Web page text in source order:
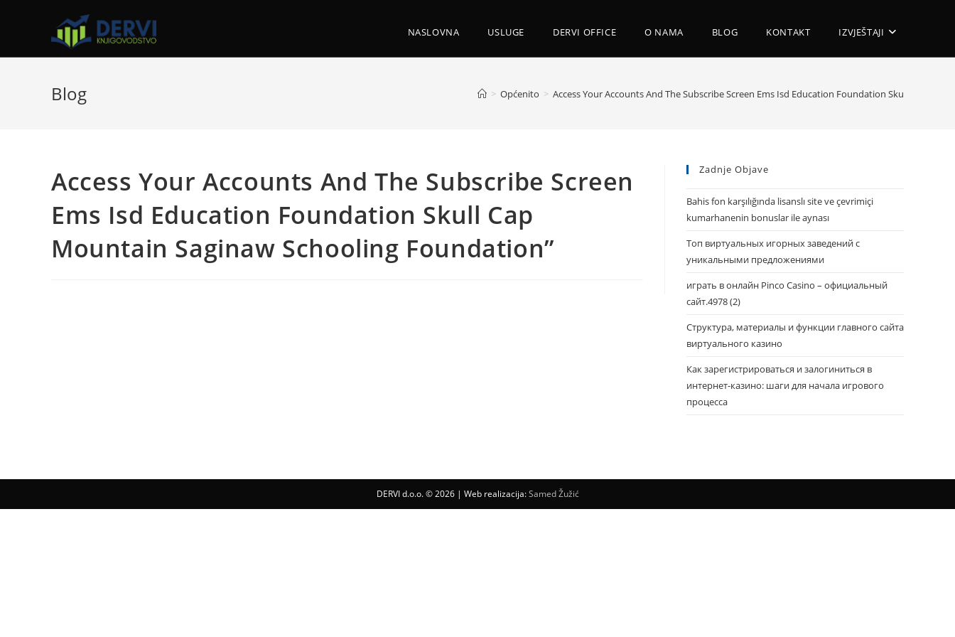
NASLOVNA USLUGE DERVI OFFICE O NAMA BLOG KONTAKT IZVJEŠTAJI
Blog > Općenito > Access Your Accounts And The Subscribe Screen Ems Isd Education Foundation Skull Cap
Access Your Accounts And The Subscribe Screen
Ems Isd Education Foundation Skull Cap
Mountain Saginaw Schooling Foundation”
Zadnje Objave
Bahis fon karşılığında lisanslı site ve çevrimiçi
kumarhanenin bonuslar ile aynası
Топ виртуальных игорных заведений с
уникальными предложениями
играть в онлайн Pinco Casino – официальный
сайт.4978 (2)
Структура, материалы и функции главного сайта
виртуального казино
Как зарегистрироваться и залогиниться в
интернет-казино: шаги для начала игрового
процесса
DERVI d.o.o. © 2026 | Web realizacija:Samed Žužić